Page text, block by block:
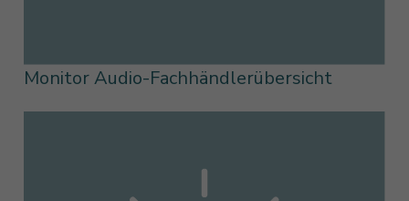
Monitor Audio-Fachhändlerübersicht